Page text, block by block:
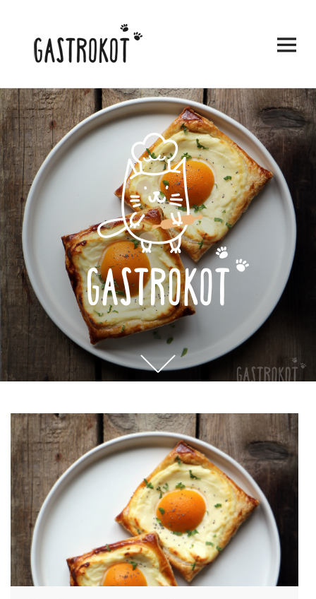
Прокрутите,
чтобы
больше
контента